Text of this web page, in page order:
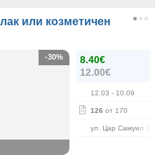
или козметичен
8.40€
12.00€
12.03 - 10.09
126 от 170
ул. Цар Самуил 84
-30%